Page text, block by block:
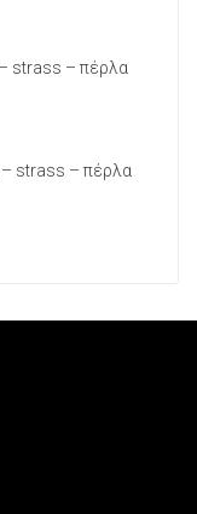
strass – πέρλα
– strass – πέρλα